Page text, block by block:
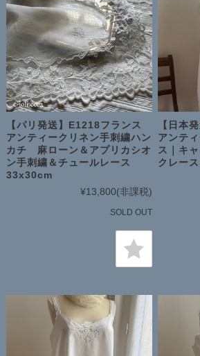
【パリ発送】E1218フランス
アンティークリネン手刺繍ハン
カチ 麻ローン＆アプリカシオ
ン手刺繍＆チュールレース
33x30cm
¥13,800(非課税)
SOLD OUT
【日本
アンテ
ス｜キ
クレー